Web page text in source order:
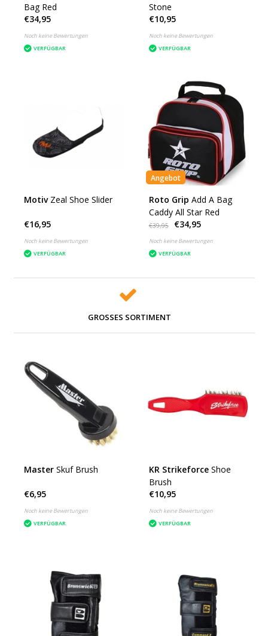
Bag Red
€34,95
Noch keine Bewertungen
VERFÜGBAR
Stone
€10,95
Noch keine Bewertungen
VERFÜGBAR
Motiv Zeal Shoe Slider
€16,95
Noch keine Bewertungen
VERFÜGBAR
Angebot
Roto Grip Add A Bag
Caddy All Star Red
€39,95 €34,95
Noch keine Bewertungen
VERFÜGBAR
GROSSES SORTIMENT
Master Skuf Brush
€6,95
Noch keine Bewertungen
VERFÜGBAR
KR Strikeforce Shoe
Brush
€10,95
Noch keine Bewertungen
VERFÜGBAR